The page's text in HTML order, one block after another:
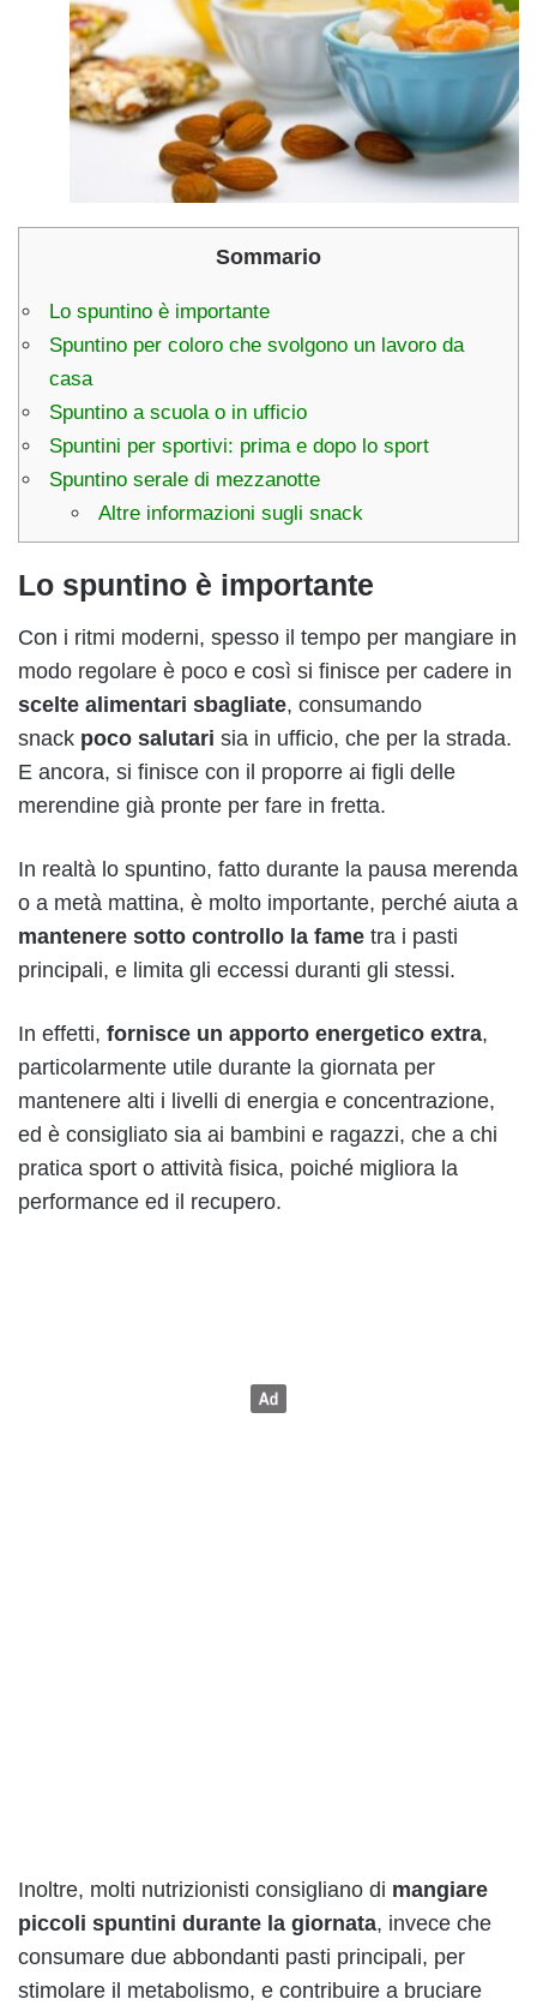
Sommario
Lo spuntino è importante
Spuntino per coloro che svolgono un lavoro da
casa
Spuntino a scuola o in ufficio
Spuntini per sportivi: prima e dopo lo sport
Spuntino serale di mezzanotte
Altre informazioni sugli snack
Lo spuntino è importante
Con i ritmi moderni, spesso il tempo per mangiare in
modo regolare è poco e così si finisce per cadere in
scelte alimentari sbagliate, consumando
snack poco salutari sia in ufficio, che per la strada.
E ancora, si finisce con il proporre ai figli delle
merendine già pronte per fare in fretta.
In realtà lo spuntino, fatto durante la pausa merenda
o a metà mattina, è molto importante, perché aiuta a
mantenere sotto controllo la fame tra i pasti
principali, e limita gli eccessi duranti gli stessi.
In effetti, fornisce un apporto energetico extra,
particolarmente utile durante la giornata per
mantenere alti i livelli di energia e concentrazione,
ed è consigliato sia ai bambini e ragazzi, che a chi
pratica sport o attività fisica, poiché migliora la
performance ed il recupero.
Inoltre, molti nutrizionisti consigliano di mangiare
piccoli spuntini durante la giornata, invece che
consumare due abbondanti pasti principali, per
stimolare il metabolismo, e contribuire a bruciare